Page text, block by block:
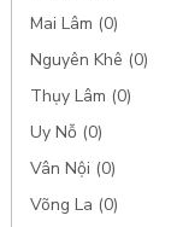
Mai Lâm (0)
Nguyên Khê (0)
Thụy Lâm (0)
Uy Nỗ (0)
Vân Nội (0)
Võng La (0)